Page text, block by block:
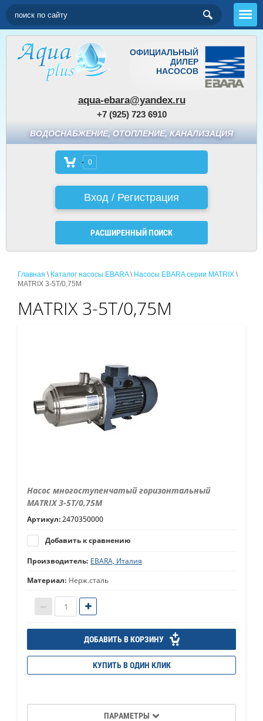
ОФИЦИАЛЬНЫЙ
ДИЛЕР
НАСОСОВ
aqua-ebara@yandex.ru
+7 (925) 723 6910
ВОДОСНАБЖЕНИЕ, ОТОПЛЕНИЕ, КАНАЛИЗАЦИЯ
0
Вход / Регистрация
РАСШИРЕННЫЙ ПОИСК
Главная \ Каталог насосы EBARA\ Насосы EBARA серии MATRIX \
MATRIX 3-5T/0,75M
MATRIX 3-5T/0,75M
Насос многоступенчатый горизонтальный
MATRIX 3-5T/0,75M
Артикул:2470350000
Добавить к сравнению
Производитель: EBARA, Италия
Материал: Нерж.сталь
ДОБАВИТЬ В КОРЗИНУ
КУПИТЬ В ОДИН КЛИК
ПАРАМЕТРЫ